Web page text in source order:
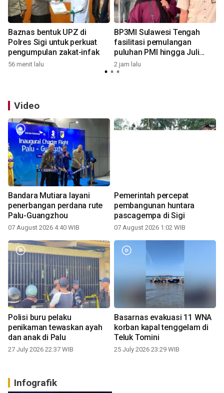
Baznas bentuk UPZ di
Polres Sigi untuk perkuat
pengumpulan zakat-infak
56 menit lalu
BP3MI Sulawesi Tengah
fasilitasi pemulangan
puluhan PMI hingga Juli
2026
2 jam lalu
Video
Bandara Mutiara layani
penerbangan perdana rute
Palu-Guangzhou
07 August 2026 4:40 WIB
Pemerintah percepat
pembangunan huntara
pascagempa di Sigi
07 August 2026 1:02 WIB
Polisi buru pelaku
penikaman tewaskan ayah
dan anak di Palu
27 July 2026 22:37 WIB
Basarnas evakuasi 11 WNA
korban kapal tenggelam di
Teluk Tomini
25 July 2026 23:29 WIB
Infografik